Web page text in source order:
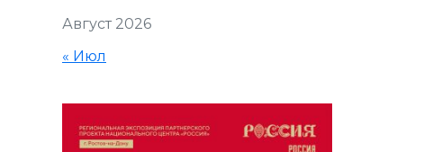
Август 2026
« Июл